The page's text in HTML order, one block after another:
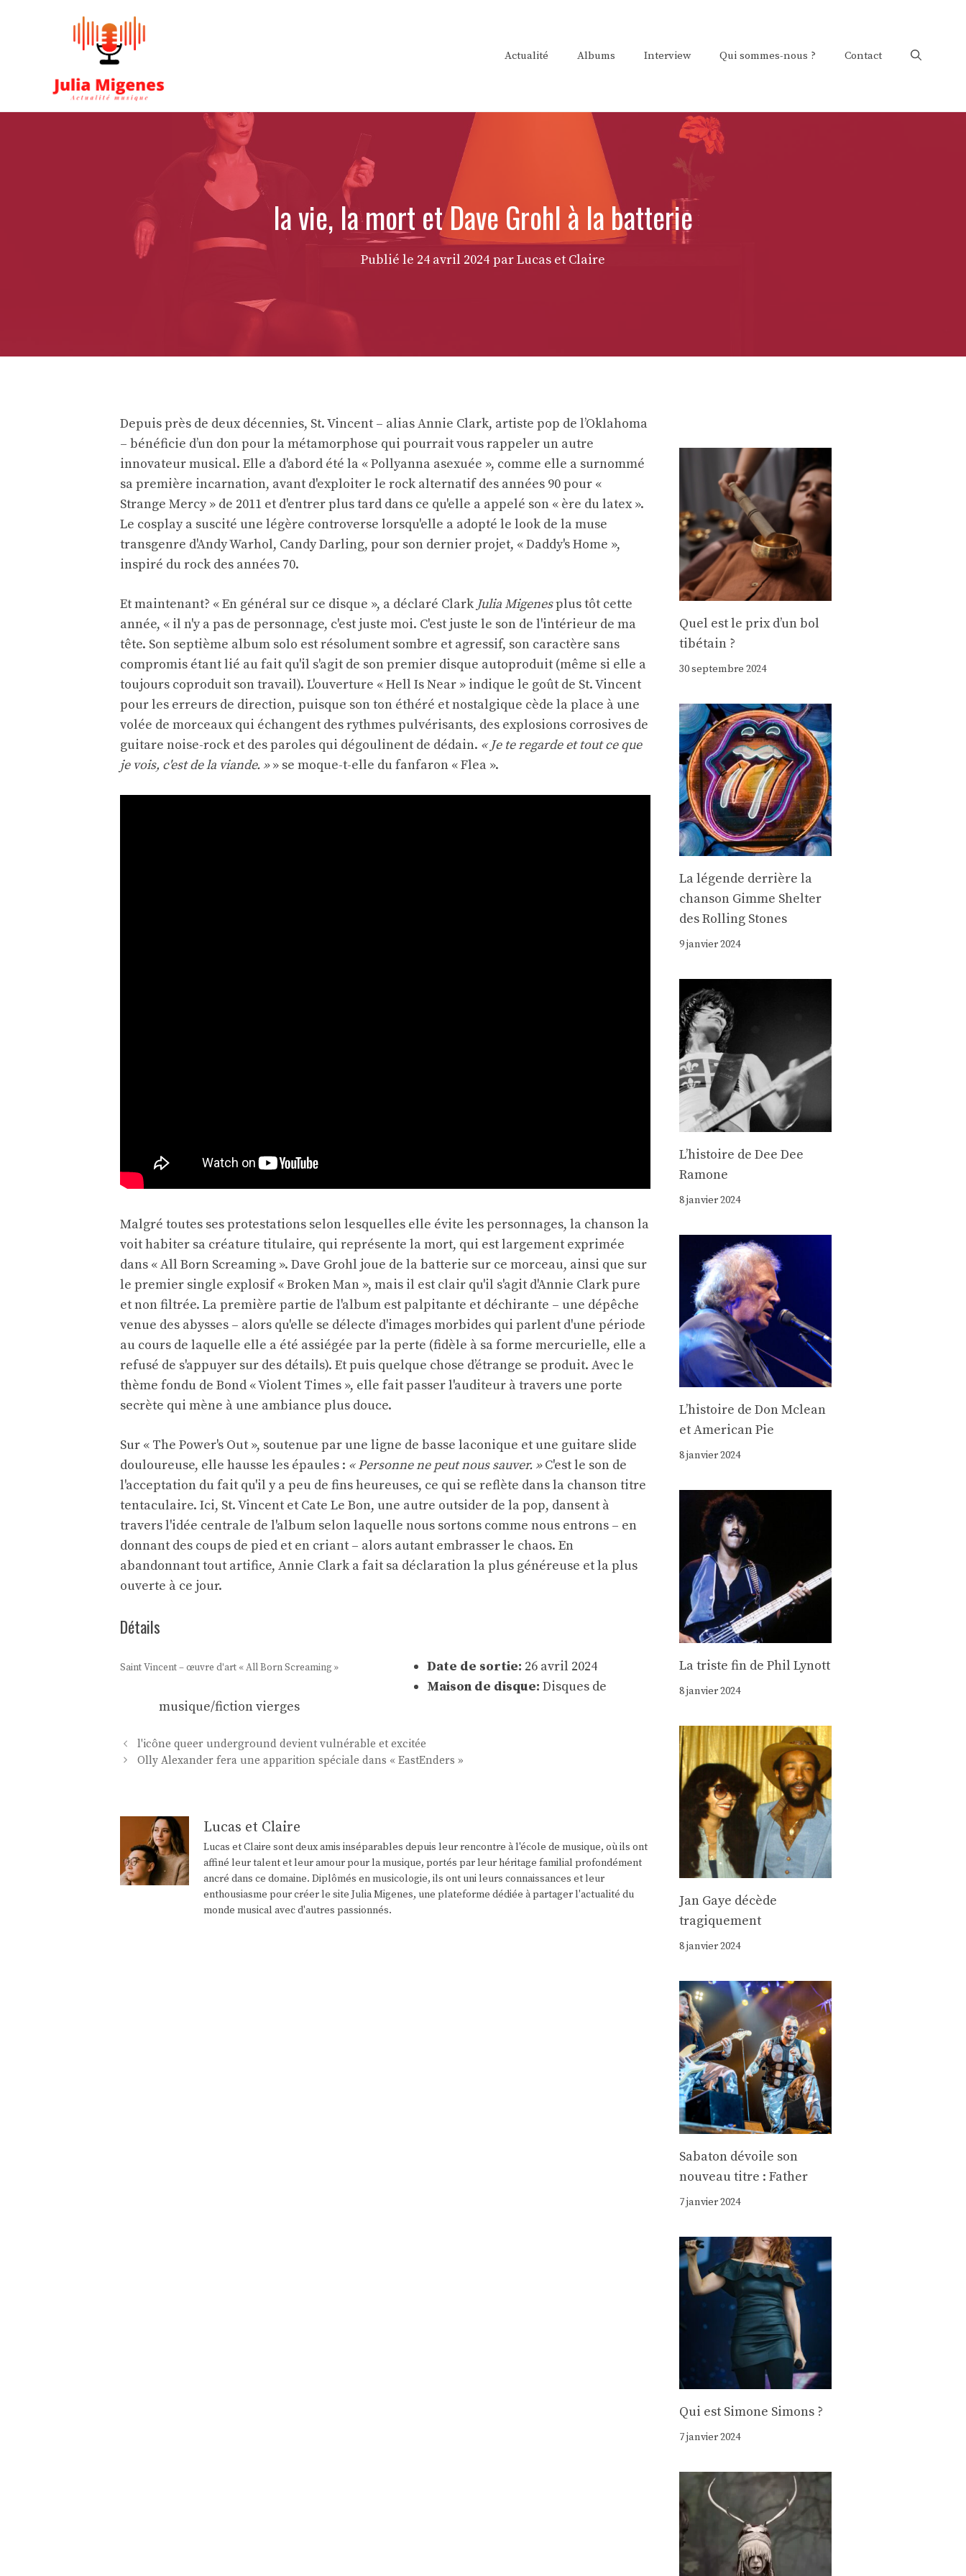
Actualité Albums Interview Qui sommes-nous ? Contact
la vie, la mort et Dave Grohl à la batterie
Publié le 24 avril 2024 par Lucas et Claire
Depuis près de deux décennies, St. Vincent – ​​alias Annie Clark, artiste pop de l’Oklahoma
– bénéficie d’un don pour la métamorphose qui pourrait vous rappeler un autre
innovateur musical. Elle a d'abord été la « Pollyanna asexuée », comme elle a surnommé
sa première incarnation, avant d'exploiter le rock alternatif des années 90 pour «
Strange Mercy » de 2011 et d'entrer plus tard dans ce qu'elle a appelé son « ère du latex ».
Le cosplay a suscité une légère controverse lorsqu'elle a adopté le look de la muse
transgenre d'Andy Warhol, Candy Darling, pour son dernier projet, « Daddy's Home »,
inspiré du rock des années 70.
Et maintenant? « En général sur ce disque », a déclaré Clark Julia Migenesplus tôt cette
année, « il n'y a pas de personnage, c'est juste moi. C'est juste le son de l'intérieur de ma
tête. Son septième album solo est résolument sombre et agressif, son caractère sans
compromis étant lié au fait qu'il s'agit de son premier disque autoproduit (même si elle a
toujours coproduit son travail). L'ouverture « Hell Is Near » indique le goût de St. Vincent
pour les erreurs de direction, puisque son ton éthéré et nostalgique cède la place à une
volée de morceaux qui échangent des rythmes pulvérisants, des explosions corrosives de
guitare noise-rock et des paroles qui dégoulinent de dédain. « Je te regarde et tout ce que
je vois, c'est de la viande. »» se moque-t-elle du fanfaron « Flea ».
Malgré toutes ses protestations selon lesquelles elle évite les personnages, la chanson la
voit habiter sa créature titulaire, qui représente la mort, qui est largement exprimée
dans « All Born Screaming ». Dave Grohl joue de la batterie sur ce morceau, ainsi que sur
le premier single explosif « Broken Man », mais il est clair qu'il s'agit d'Annie Clark pure
et non filtrée. La première partie de l'album est palpitante et déchirante – une dépêche
venue des abysses – alors qu'elle se délecte d'images morbides qui parlent d'une période
au cours de laquelle elle a été assiégée par la perte (fidèle à sa forme mercurielle, elle a
refusé de s'appuyer sur des détails). Et puis quelque chose d’étrange se produit. Avec le
thème fondu de Bond « Violent Times », elle fait passer l'auditeur à travers une porte
secrète qui mène à une ambiance plus douce.
Sur « The Power's Out », soutenue par une ligne de basse laconique et une guitare slide
douloureuse, elle hausse les épaules : « Personne ne peut nous sauver. »C'est le son de
l'acceptation du fait qu'il y a peu de fins heureuses, ce qui se reflète dans la chanson titre
tentaculaire. Ici, St. Vincent et Cate Le Bon, une autre outsider de la pop, dansent à
travers l'idée centrale de l'album selon laquelle nous sortons comme nous entrons – en
donnant des coups de pied et en criant – alors autant embrasser le chaos. En
abandonnant tout artifice, Annie Clark a fait sa déclaration la plus généreuse et la plus
ouverte à ce jour.
Détails
Saint Vincent – ​​œuvre d'art « All Born Screaming » Date de sortie: 26 avril 2024
Maison de disque: Disques de
musique/fiction vierges
Navigation
des
l'icône queer underground devient vulnérable et excitée
Olly Alexander fera une apparition spéciale dans « EastEnders »
Lucas et Claire
Lucas et Claire sont deux amis inséparables depuis leur rencontre à l'école de musique, où ils ont
affiné leur talent et leur amour pour la musique, portés par leur héritage familial profondément
ancré dans ce domaine. Diplômés en musicologie, ils ont uni leurs connaissances et leur
enthousiasme pour créer le site Julia Migenes, une plateforme dédiée à partager l'actualité du
monde musical avec d'autres passionnés.
Quel est le prix d’un bol
tibétain ?
30 septembre 2024
La légende derrière la
chanson Gimme Shelter
des Rolling Stones
9 janvier 2024
Lʼhistoire de Dee Dee
Ramone
8 janvier 2024
Lʼhistoire de Don Mclean
et American Pie
8 janvier 2024
La triste fin de Phil Lynott
8 janvier 2024
Jan Gaye décède
tragiquement
8 janvier 2024
Sabaton dévoile son
nouveau titre : Father
7 janvier 2024
Qui est Simone Simons ?
7 janvier 2024